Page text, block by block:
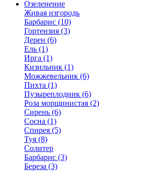
Озеленение
Живая изгородь
Барбарис (10)
Гортензия (3)
Дерен (6)
Ель (1)
Ирга (1)
Кизильник (1)
Можжевельник (6)
Пихта (1)
Пузыреплодник (6)
Роза морщинистая (2)
Сирень (6)
Сосна (1)
Спирея (5)
Туя (8)
Солитер
Барбарис (3)
Береза (3)